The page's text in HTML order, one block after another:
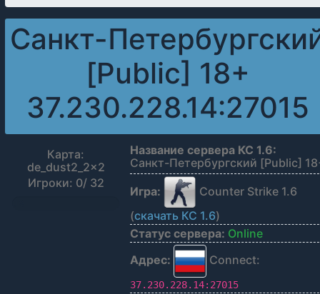
Санкт-
[Public] 18+
37.230.228.14:27015
Карта:
de_dust2_2x2
Игроки: 0/ 32
Название сервера КС 1.6:
Санкт-Петербургский [Public]
Игра:
Counter Strike 1.6
(скачать КС 1.6)
Статус сервера: Online
Адрес:
Connect:
37.230.228.14:27015